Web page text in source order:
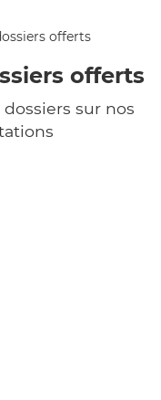
offerts
sur nos